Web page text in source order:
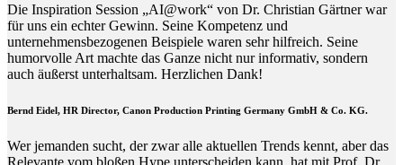
Die Inspiration Session „AI@work“ von Dr. Christian Gärtner war
für uns ein echter Gewinn. Seine Kompetenz und
unternehmensbezogenen Beispiele waren sehr hilfreich. Seine
humorvolle Art machte das Ganze nicht nur informativ, sondern
auch äußerst unterhaltsam. Herzlichen Dank!
Bernd Eidel, HR Director, Canon Production Printing Germany GmbH & Co. KG.
Wer jemanden sucht, der zwar alle aktuellen Trends kennt, aber das
Relevante vom bloßen Hype unterscheiden kann, hat mit Prof. Dr.